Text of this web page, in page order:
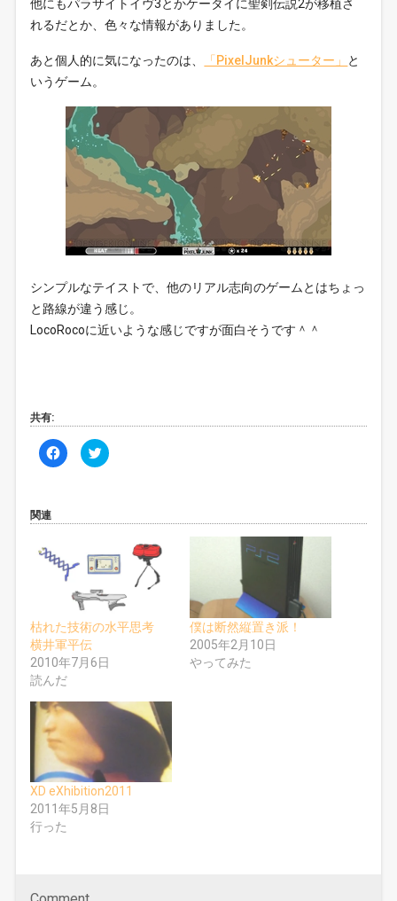
他にもパラサイトイヴ3とかケータイに聖剣伝説2が移植さ
れるだとか、色々な情報がありました。
あと個人的に気になったのは、 「PixelJunkシューター」 と
いうゲーム。
シンプルなテイストで、他のリアル志向のゲームとはちょっ
と路線が違う感じ。
LocoRocoに近いような感じですが面白そうです＾＾
共有:
F
a
k
有
す
る
は
リ
ッ
ク
し
て
く
だ
い
(
新
し
い
ウ
ィ
ン
ド
ウ
で
開
き
ク
リ
w
t
e
r
で
共
有
(
新
ウ
ウ
ま
す
)
関連
枯れた技術の水平思考
横井軍平伝
2010年7月6日
読んだ
僕は断然縦置き派！
2005年2月10日
やってみた
XD eXhibition2011
2011年5月8日
行った